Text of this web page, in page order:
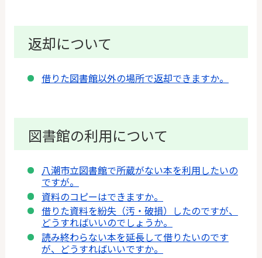
返却について
借りた図書館以外の場所で返却できますか。
図書館の利用について
八潮市立図書館で所蔵がない本を利用したいの
ですが。
資料のコピーはできますか。
借りた資料を紛失（汚・破損）したのですが、
どうすればいいのでしょうか。
読み終わらない本を延長して借りたいのです
が、どうすればいいですか。